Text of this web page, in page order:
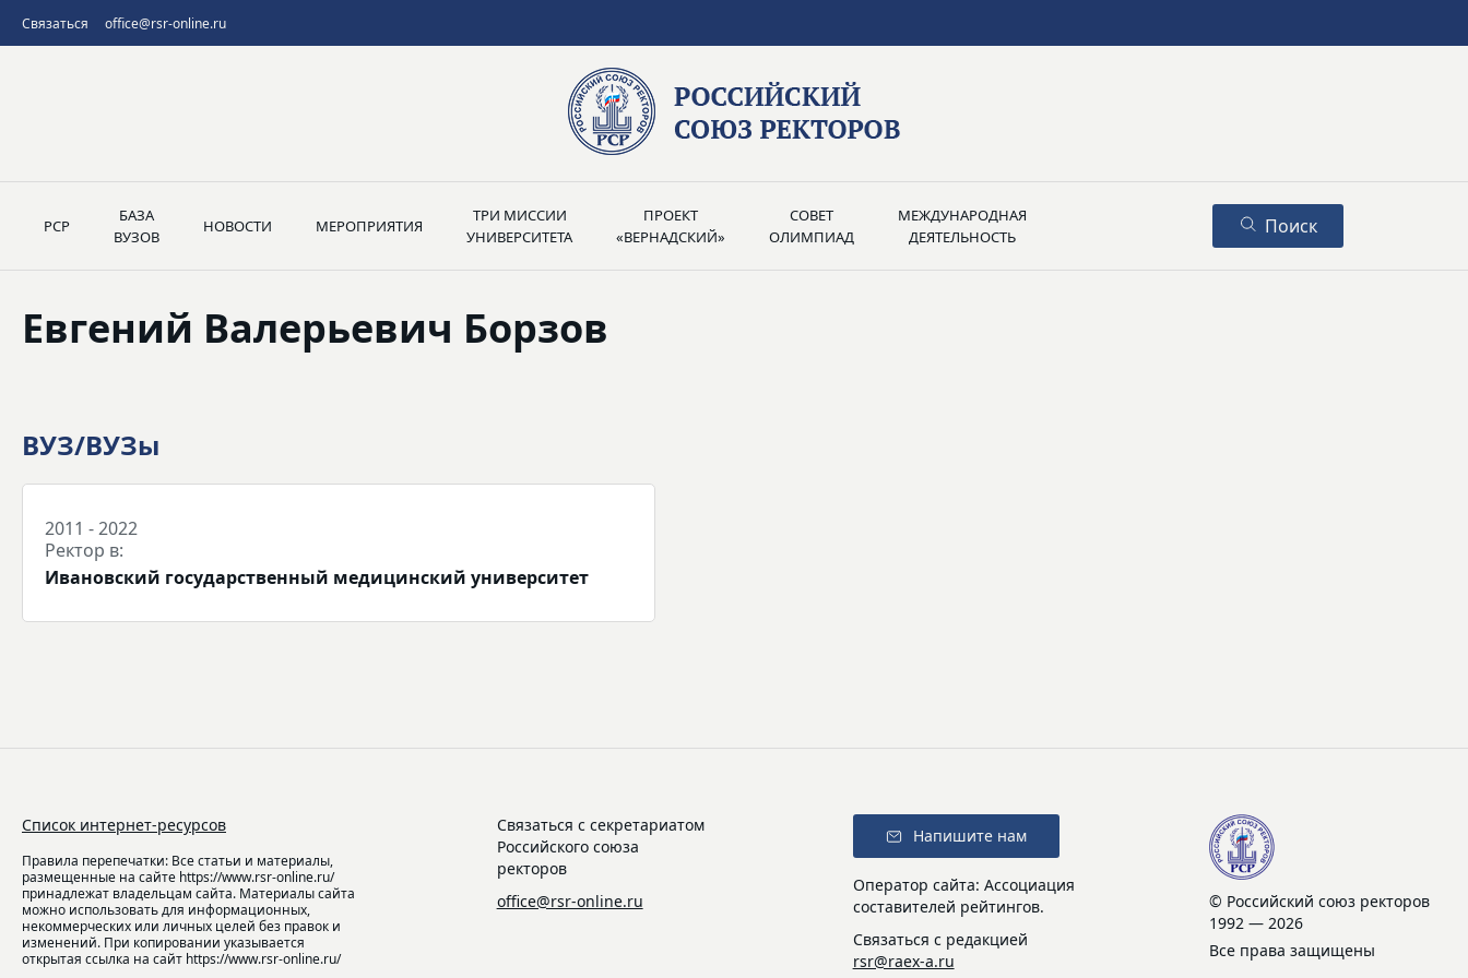
Связаться office@rsr-online.ru
РСР
БАЗА
ВУЗОВ
НОВОСТИ МЕРОПРИЯТИЯ
ТРИ МИССИИ
УНИВЕРСИТЕТА
ПРОЕКТ
«ВЕРНАДСКИЙ»
СОВЕТ
ОЛИМПИАД
МЕЖДУНАРОДНАЯ
ДЕЯТЕЛЬНОСТЬ
Поиск
Евгений Валерьевич Борзов
ВУЗ/ВУЗы
2011 - 2022
Ректор в:
Ивановский государственный медицинский университет
Список интернет-ресурсов
Правила перепечатки: Все статьи и материалы,
размещенные на сайте https://www.rsr-online.ru/
принадлежат владельцам сайта. Материалы сайта
можно использовать для информационных,
некоммерческих или личных целей без правок и
изменений. При копировании указывается
открытая ссылка на сайт https://www.rsr-online.ru/
Связаться с секретариатом
Российского союза
ректоров
office@rsr-online.ru
Напишите нам
Оператор сайта: Ассоциация
составителей рейтингов.
Связаться с редакцией
rsr@raex-a.ru
© Российский союз ректоров
1992 — 2026
Все права защищены